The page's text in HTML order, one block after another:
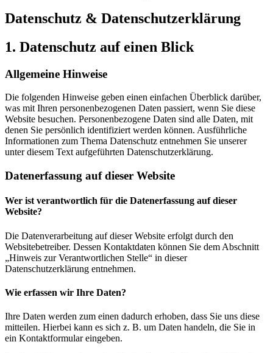
Datenschutz & Datenschutzerklärung
1. Datenschutz auf einen Blick
Allgemeine Hinweise
Die folgenden Hinweise geben einen einfachen Überblick darüber,
was mit Ihren personenbezogenen Daten passiert, wenn Sie diese
Website besuchen. Personenbezogene Daten sind alle Daten, mit
denen Sie persönlich identifiziert werden können. Ausführliche
Informationen zum Thema Datenschutz entnehmen Sie unserer
unter diesem Text aufgeführten Datenschutzerklärung.
Datenerfassung auf dieser Website
Wer ist verantwortlich für die Datenerfassung auf dieser
Website?
Die Datenverarbeitung auf dieser Website erfolgt durch den
Websitebetreiber. Dessen Kontaktdaten können Sie dem Abschnitt
„Hinweis zur Verantwortlichen Stelle“ in dieser
Datenschutzerklärung entnehmen.
Wie erfassen wir Ihre Daten?
Ihre Daten werden zum einen dadurch erhoben, dass Sie uns diese
mitteilen. Hierbei kann es sich z. B. um Daten handeln, die Sie in
ein Kontaktformular eingeben.